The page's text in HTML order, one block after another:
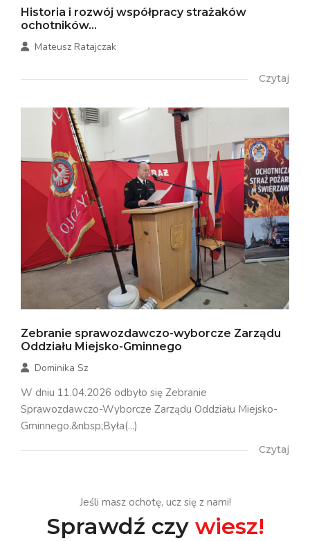
Historia i rozwój współpracy strażaków
ochotników...
Mateusz Ratajczak
Czytaj
Zebranie sprawozdawczo-wyborcze Zarządu
Oddziału Miejsko-Gminnego
Dominika Sz
W dniu 11.04.2026 odbyło się Zebranie
Sprawozdawczo-Wyborcze Zarządu Oddziału Miejsko-
Gminnego.&nbsp;Była(...)
Czytaj
Jeśli masz ochotę, ucz się z nami!
Sprawdź czy wiesz!